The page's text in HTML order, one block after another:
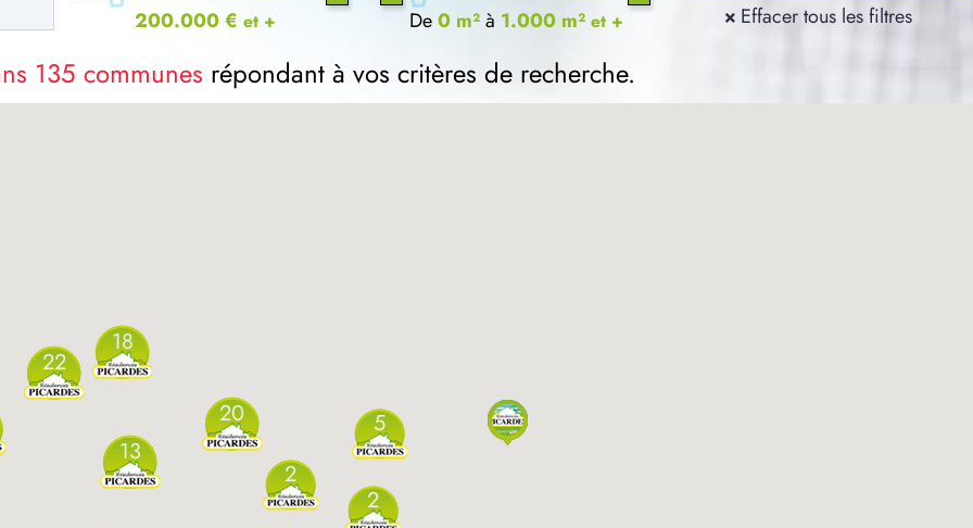
200.000 € et + De0 m²à 1.000 m² et + × Effacer tous les filtres
135 communes répondant à vos critères de recherche.
18
20
13
2
22
2
5